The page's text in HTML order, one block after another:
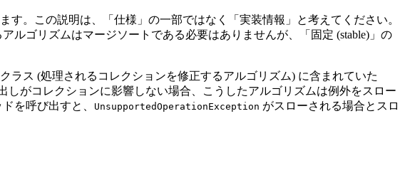
。この説明は、「仕様」の一部ではなく「実装情報」と考えてください。
ルゴリズムはマージソートである必要はありませんが、「固定 (stable)」の
ラス (処理されるコレクションを修正するアルゴリズム) に含まれていた
しがコレクションに影響しない場合、こうしたアルゴリズムは例外をスロー
ドを呼び出すと、 UnsupportedOperationException がスローされる場合とスロ